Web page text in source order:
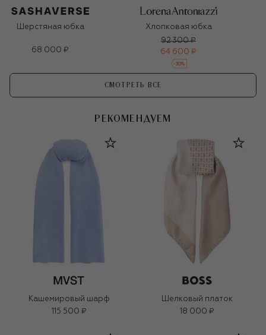
Шерстяная юбка
68 000 ₽
Хлопковая юбка
92 300 ₽
64 600 ₽
-30%
СМОТРЕТЬ ВСЕ
РЕКОМЕНДУЕМ
Кашемировый шарф
115 500 ₽
Шелковый платок
18 000 ₽